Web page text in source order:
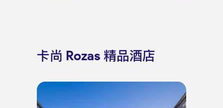
卡尚 Rozas 精品酒店